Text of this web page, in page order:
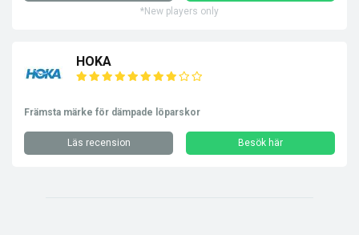
*New players only
HOKA
Främsta märke för dämpade löparskor
Läs recension Besök här